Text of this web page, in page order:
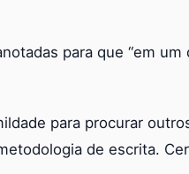
para que “em
para procurar
de escrita.